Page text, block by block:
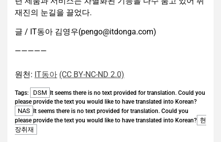
재진의 눈길을 끌었다.
글 / IT동아 김영우(pengo@itdonga.com)
—————
원천: IT동아 (CC BY-NC-ND 2.0)
Tags: DSM
It seems there is no text provided for translation. Could you
please provide the text you would like to have translated into Korean?
NAS
It seems there is no text provided for translation. Could you
please provide the text you would like to have translated into Korean? 현
장취재